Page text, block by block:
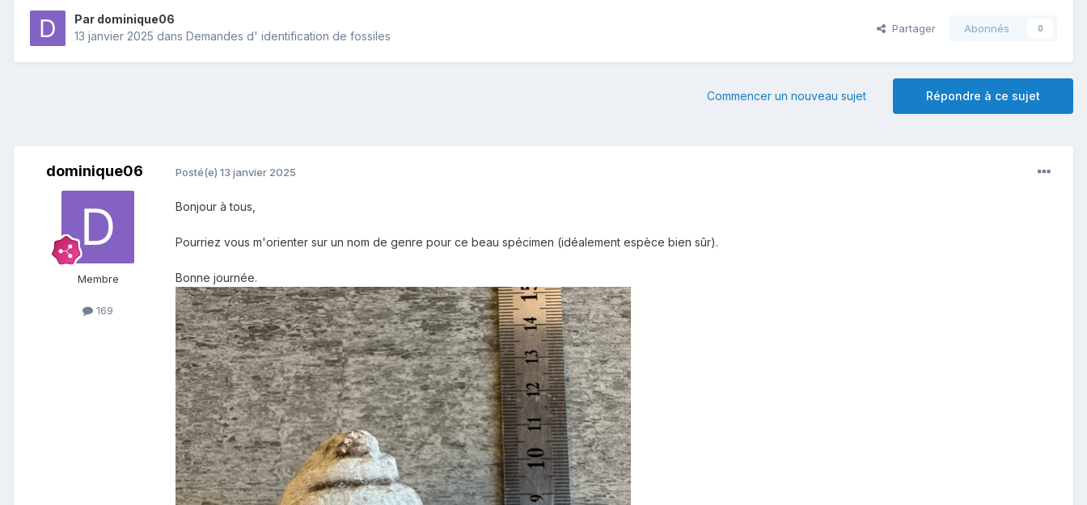
Par dominique06
13 janvier 2025 dans Demandes d' identification de fossiles
Partager Abonnés 0
Répondre à ce sujet
Commencer un nouveau sujet
dominique06
Membre
169
Posté(e) 13 janvier 2025
Bonjour à tous,
Pourriez vous m'orienter sur un nom de genre pour ce beau spécimen (idéalement espèce bien sûr).
Bonne journée.